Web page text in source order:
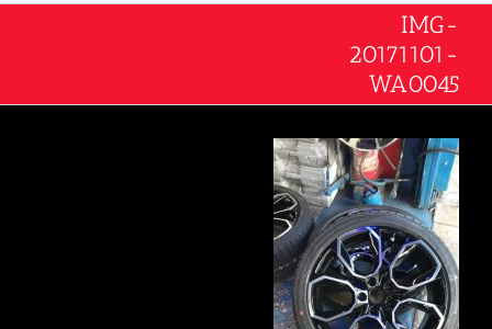
IMG-
20171101-
WA0045